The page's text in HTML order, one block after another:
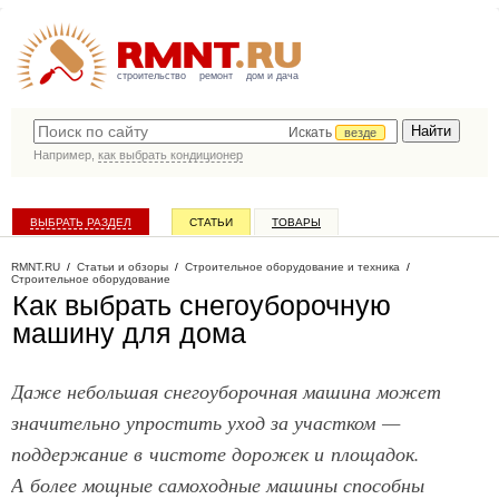
строительство ремонт дом и дача
Искать
везде
Например, как выбрать кондиционер
ВЫБРАТЬ РАЗДЕЛ СТАТЬИ ТОВАРЫ
RMNT.RU / Статьи и обзоры / Строительное оборудование и техника /
Строительное оборудование
Как выбрать снегоуборочную
машину для дома
Даже небольшая снегоуборочная машина может
значительно упростить уход за участком —
поддержание в чистоте дорожек и площадок.
А более мощные самоходные машины способны